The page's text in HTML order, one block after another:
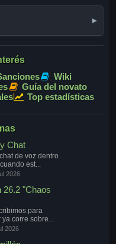
▾
Wiki
Guía del novato
Top estadísticas
Chat
de voz dentro
est...
2026
26.2 "Chaos
para
corre sobre...
2026